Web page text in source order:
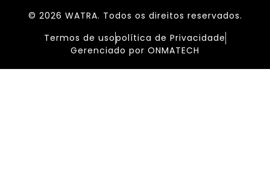
© 2026 WATRA. Todos os direitos reservados.
Termos de usopolítica de Privacidade
Gerenciado por ONMATECH